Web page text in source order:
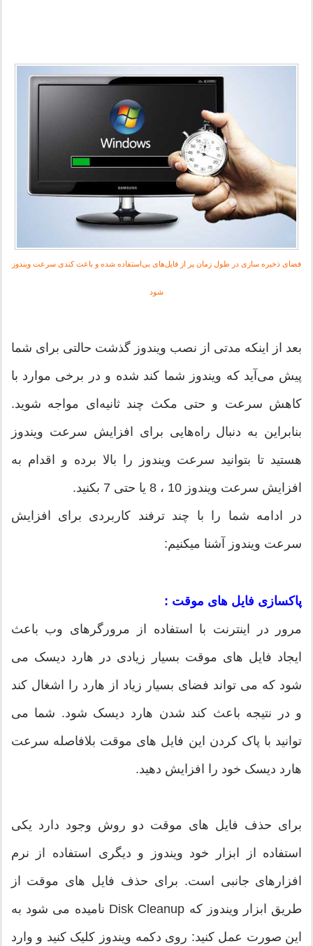
فضای ذخیره سازی در طول زمان پر از فایل‌های بی‌استفاده شده و باعث کندی سرعت ویندوز
شود
بعد از اینکه مدتی از نصب ویندوز گذشت حالتی برای شما
پیش می‌آید که ویندوز شما کند شده و در برخی موارد با
کاهش سرعت و حتی مکث چند ثانیه‌ای مواجه شوید.
بنابراین به دنبال راه‌هایی برای افزایش سرعت ویندوز
هستید تا بتوانید سرعت ویندوز را بالا برده و اقدام به
افزایش سرعت ویندوز 10 ، 8 یا حتی 7 بکنید.
در ادامه شما را با چند ترفند کاربردی برای افزایش
سرعت ویندوز آشنا میکنیم:
پاکسازی فایل های موقت :
مرور در اینترنت با استفاده از مرورگرهای وب باعث
ایجاد فایل های موقت بسیار زیادی در هارد دیسک می
شود که می تواند فضای بسیار زیاد از هارد را اشغال کند
و در نتیجه باعث کند شدن هارد دیسک شود. شما می
توانید با پاک کردن این فایل های موقت بلافاصله سرعت
هارد دیسک خود را افزایش دهید.
برای حذف فایل های موقت دو روش وجود دارد یکی
استفاده از ابزار خود ویندوز و دیگری استفاده از نرم
افزارهای جانبی است. برای حذف فایل های موقت از
طریق ابزار ویندوز که Disk Cleanup نامیده می شود به
این صورت عمل کنید: روی دکمه ویندوز کلیک کنید و وارد